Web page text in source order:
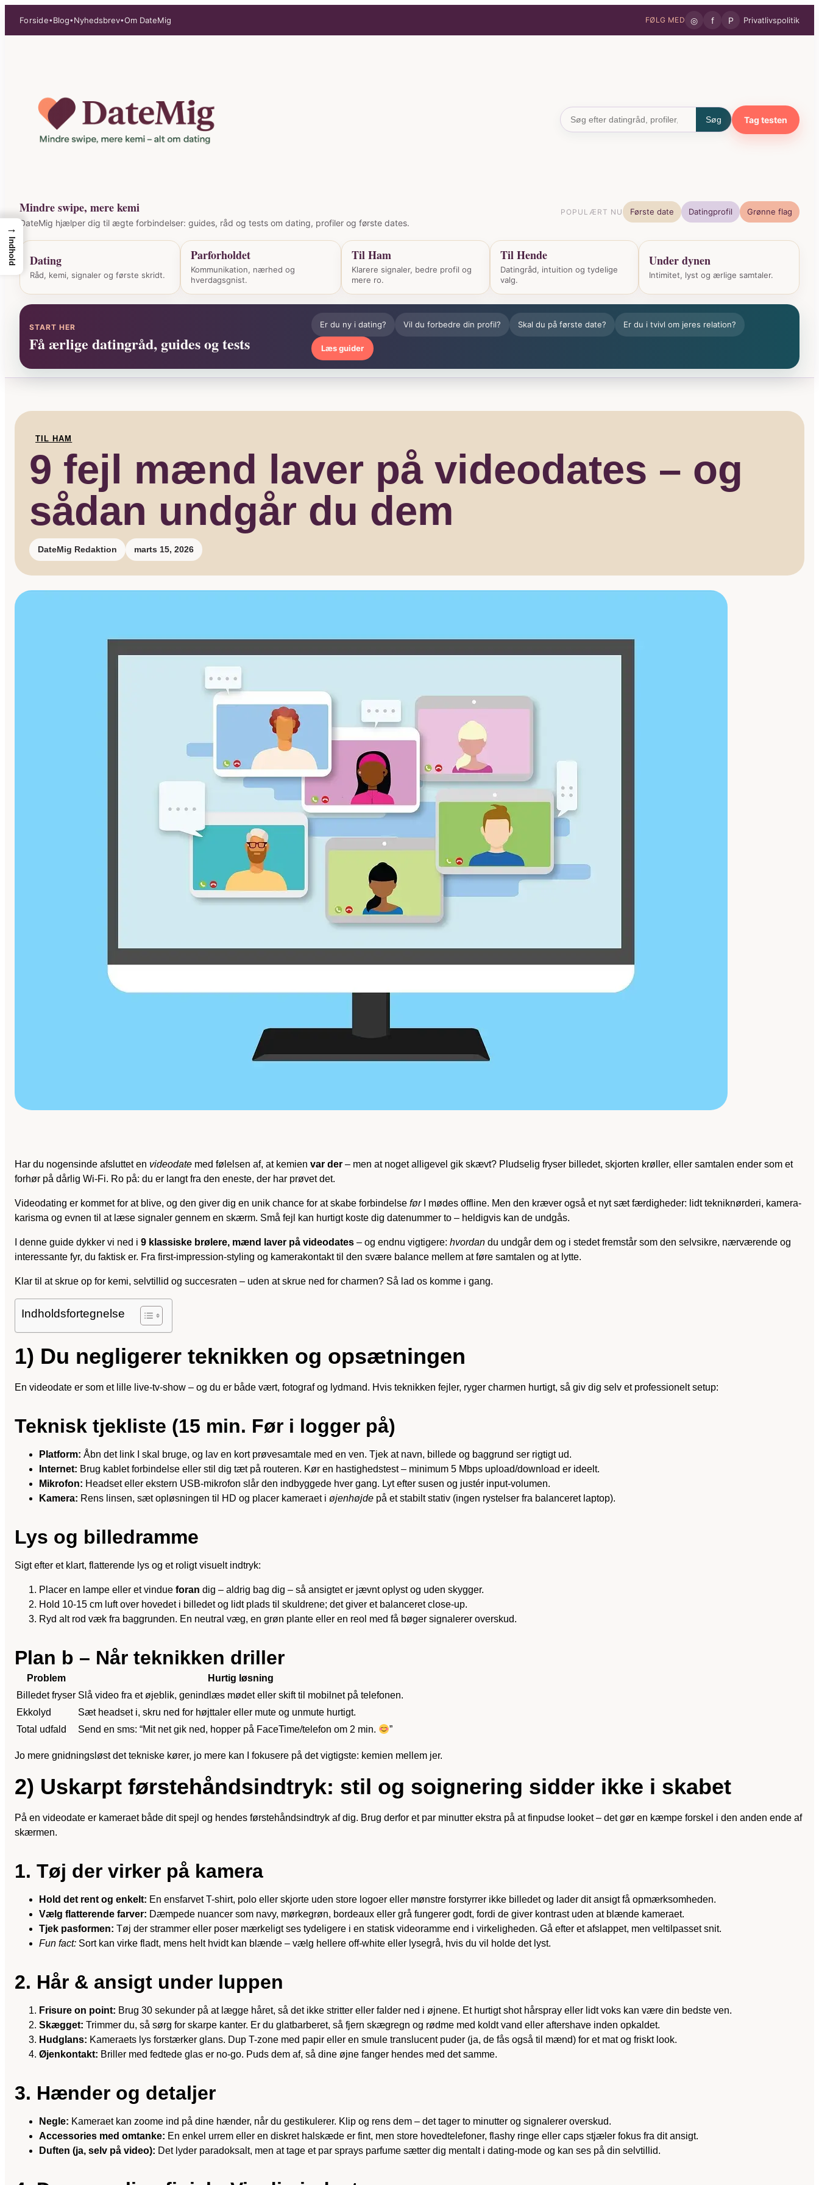
Forside•Blog•Nyhedsbrev•Om DateMig FØLG MED ◎ f P Privatlivspolitik
Søg Tag testen
Mindre swipe, mere kemi
DateMig hjælper dig til ægte forbindelser: guides, råd og tests om dating, profiler og første dates.
POPULÆRT NU Første date Datingprofil Grønne flag
Dating
Råd, kemi, signaler og første skridt.
Parforholdet
Kommunikation, nærhed og
hverdagsgnist.
Til Ham
Klarere signaler, bedre profil og
mere ro.
Til Hende
Datingråd, intuition og tydelige
valg.
Under dynen
Intimitet, lyst og ærlige samtaler.
START HER
Få ærlige datingråd, guides og tests
Er du ny i dating? Vil du forbedre din profil? Skal du på første date? Er du i tvivl om jeres relation?
Læs guider
TIL HAM
9 fejl mænd laver på videodates – og
sådan undgår du dem
DateMig Redaktion marts 15, 2026
Har du nogensinde afsluttet en videodate med følelsen af, at kemien var der – men at noget alligevel gik skævt? Pludselig fryser billedet, skjorten krøller, eller samtalen ender som et
forhør på dårlig Wi-Fi. Ro på: du er langt fra den eneste, der har prøvet det.
Videodating er kommet for at blive, og den giver dig en unik chance for at skabe forbindelse førI mødes offline. Men den kræver også et nyt sæt færdigheder: lidt tekniknørderi, kamera-
karisma og evnen til at læse signaler gennem en skærm. Små fejl kan hurtigt koste dig datenummer to – heldigvis kan de undgås.
I denne guide dykker vi ned i 9 klassiske brølere, mænd laver på videodates – og endnu vigtigere: hvordan du undgår dem og i stedet fremstår som den selvsikre, nærværende og
interessante fyr, du faktisk er. Fra first-impression-styling og kamerakontakt til den svære balance mellem at føre samtalen og at lytte.
Klar til at skrue op for kemi, selvtillid og succesraten – uden at skrue ned for charmen? Så lad os komme i gang.
Indholdsfortegnelse
1) Du negligerer teknikken og opsætningen
En videodate er som et lille live-tv-show – og du er både vært, fotograf og lydmand. Hvis teknikken fejler, ryger charmen hurtigt, så giv dig selv et professionelt setup:
Teknisk tjekliste (15 min. Før i logger på)
Platform: Åbn det link I skal bruge, og lav en kort prøvesamtale med en ven. Tjek at navn, billede og baggrund ser rigtigt ud.
Internet: Brug kablet forbindelse eller stil dig tæt på routeren. Kør en hastighedstest – minimum 5 Mbps upload/download er ideelt.
Mikrofon: Headset eller ekstern USB-mikrofon slår den indbyggede hver gang. Lyt efter susen og justér input-volumen.
Kamera: Rens linsen, sæt opløsningen til HD og placer kameraet i øjenhøjde på et stabilt stativ (ingen rystelser fra balanceret laptop).
Lys og billedramme
Sigt efter et klart, flatterende lys og et roligt visuelt indtryk:
Placer en lampe eller et vindue foran dig – aldrig bag dig – så ansigtet er jævnt oplyst og uden skygger.
Hold 10-15 cm luft over hovedet i billedet og lidt plads til skuldrene; det giver et balanceret close-up.
Ryd alt rod væk fra baggrunden. En neutral væg, en grøn plante eller en reol med få bøger signalerer overskud.
Plan b – Når teknikken driller
Problem
Hurtig løsning
Billedet fryser Slå video fra et øjeblik, genindlæs mødet eller skift til mobilnet på telefonen.
Ekkolyd
Sæt headset i, skru ned for højttaler eller mute og unmute hurtigt.
Total udfald
Send en sms: “Mit net gik ned, hopper på FaceTime/telefon om 2 min. ”
Jo mere gnidningsløst det tekniske kører, jo mere kan I fokusere på det vigtigste: kemien mellem jer.
2) Uskarpt førstehåndsindtryk: stil og soignering sidder ikke i skabet
På en videodate er kameraet både dit spejl og hendes førstehåndsindtryk af dig. Brug derfor et par minutter ekstra på at finpudse looket – det gør en kæmpe forskel i den anden ende af
skærmen.
1. Tøj der virker på kamera
Hold det rent og enkelt: En ensfarvet T-shirt, polo eller skjorte uden store logoer eller mønstre forstyrrer ikke billedet og lader dit ansigt få opmærksomheden.
Vælg flatterende farver: Dæmpede nuancer som navy, mørkegrøn, bordeaux eller grå fungerer godt, fordi de giver kontrast uden at blænde kameraet.
Tjek pasformen: Tøj der strammer eller poser mærkeligt ses tydeligere i en statisk videoramme end i virkeligheden. Gå efter et afslappet, men veltilpasset snit.
Fun fact: Sort kan virke fladt, mens helt hvidt kan blænde – vælg hellere off-white eller lysegrå, hvis du vil holde det lyst.
2. Hår & ansigt under luppen
Frisure on point: Brug 30 sekunder på at lægge håret, så det ikke stritter eller falder ned i øjnene. Et hurtigt shot hårspray eller lidt voks kan være din bedste ven.
Skægget: Trimmer du, så sørg for skarpe kanter. Er du glatbarberet, så fjern skægregn og rødme med koldt vand eller aftershave inden opkaldet.
Hudglans: Kameraets lys forstærker glans. Dup T-zone med papir eller en smule translucent puder (ja, de fås også til mænd) for et mat og friskt look.
Øjenkontakt: Briller med fedtede glas er no-go. Puds dem af, så dine øjne fanger hendes med det samme.
3. Hænder og detaljer
Negle: Kameraet kan zoome ind på dine hænder, når du gestikulerer. Klip og rens dem – det tager to minutter og signalerer overskud.
Accessories med omtanke: En enkel urrem eller en diskret halskæde er fint, men store hovedtelefoner, flashy ringe eller caps stjæler fokus fra dit ansigt.
Duften (ja, selv på video): Det lyder paradoksalt, men at tage et par sprays parfume sætter dig mentalt i dating-mode og kan ses på din selvtillid.
→
Indhold